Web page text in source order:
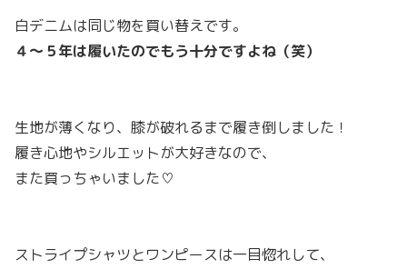
白デニムは同じ物を買い替えです。
４〜５年は履いたのでもう十分ですよね（笑）
生地が薄くなり、膝が破れるまで履き倒しました！
履き心地やシルエットが大好きなので、
また買っちゃいました♡
ストライプシャツとワンピースは一目惚れして、